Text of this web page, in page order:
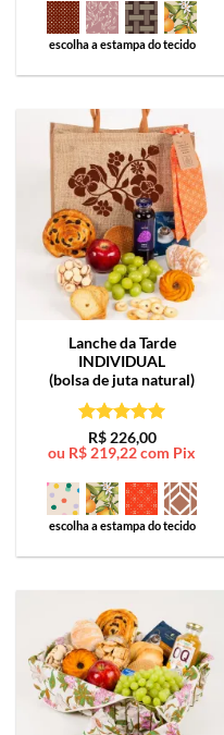
escolha a estampa do tecido
Lanche da Tarde
INDIVIDUAL
(bolsa de juta natural)
Avaliação5
de 5
R$226,00
ou R$219,22com Pix
escolha a estampa do tecido